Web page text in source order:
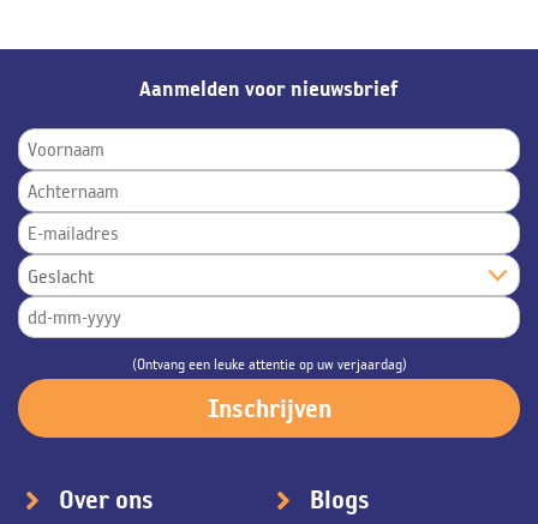
Aanmelden voor nieuwsbrief
(Ontvang een leuke attentie op uw verjaardag)
Over ons
Blogs